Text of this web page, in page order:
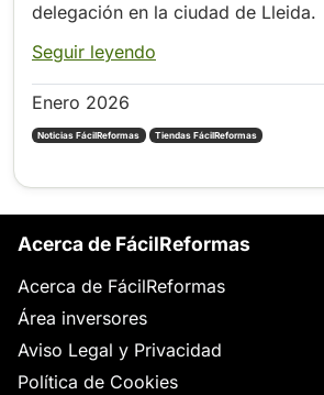
delegación en la ciudad de Lleida.
Seguir leyendo
Enero 2026
Noticias FácilReformas Tiendas FácilReformas
Acerca de FácilReformas
Acerca de FácilReformas
Área inversores
Aviso Legal y Privacidad
Política de Cookies